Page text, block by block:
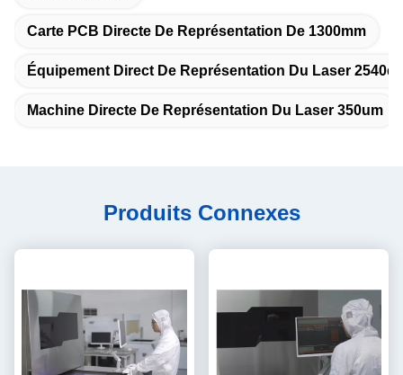
Carte PCB Directe De Représentation De 1300mm
Équipement Direct De Représentation Du Laser
Machine Directe De Représentation Du Laser 350um
Produits Connexes